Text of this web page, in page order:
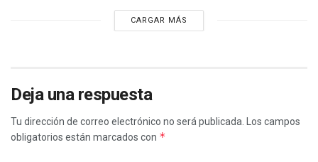
CARGAR MÁS
Deja una respuesta
Tu dirección de correo electrónico no será publicada.
Los campos
obligatorios están marcados con *